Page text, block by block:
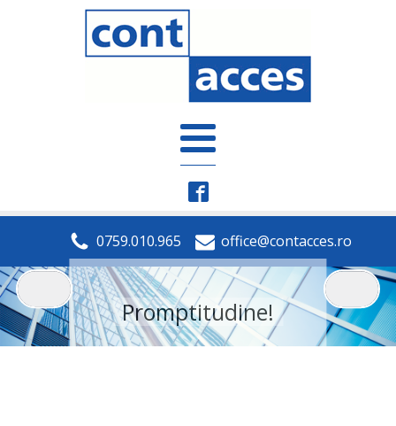
0759.010.965 office@contacces.ro
Profesionalism!